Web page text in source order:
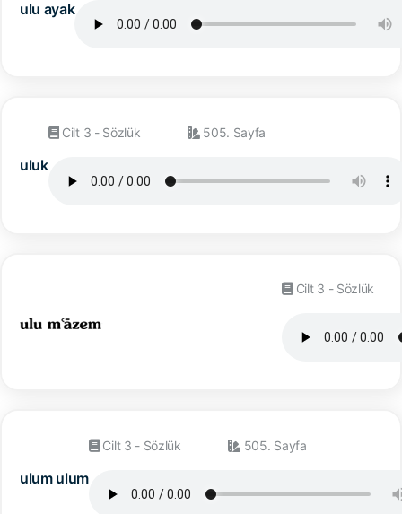
ulu ayak
uluk
Cilt 3 - Sözlük 505. Sayfa
Cilt 3 - Sözlük
ulum ulum
Cilt 3 - Sözlük 505. Sayfa